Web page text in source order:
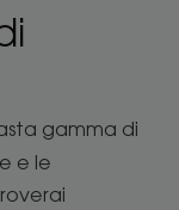
gamma di
e le